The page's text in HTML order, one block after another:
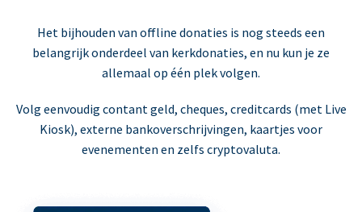
Het bijhouden van offline donaties is nog steeds een
belangrijk onderdeel van kerkdonaties, en nu kun je ze
allemaal op één plek volgen.
Volg eenvoudig contant geld, cheques, creditcards (met Live
Kiosk), externe bankoverschrijvingen, kaartjes voor
evenementen en zelfs cryptovaluta.